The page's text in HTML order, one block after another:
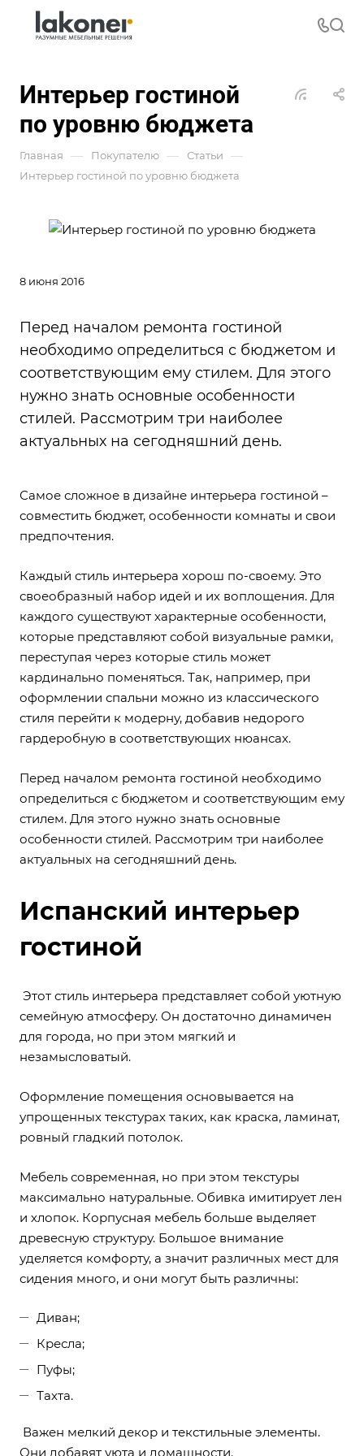
Интерьер гостиной
по уровню бюджета
Главная — Покупателю — Статьи —
Интерьер гостиной по уровню бюджета
8 июня 2016
Перед началом ремонта гостиной
необходимо определиться с бюджетом и
соответствующим ему стилем. Для этого
нужно знать основные особенности
стилей. Рассмотрим три наиболее
актуальных на сегодняшний день.
Самое сложное в дизайне интерьера гостиной –
совместить бюджет, особенности комнаты и свои
предпочтения.
Каждый стиль интерьера хорош по-своему. Это
своеобразный набор идей и их воплощения. Для
каждого существуют характерные особенности,
которые представляют собой визуальные рамки,
переступая через которые стиль может
кардинально поменяться. Так, например, при
оформлении спальни можно из классического
стиля перейти к модерну, добавив недорого
гардеробную в соответствующих нюансах.
Перед началом ремонта гостиной необходимо
определиться с бюджетом и соответствующим ему
стилем. Для этого нужно знать основные
особенности стилей. Рассмотрим три наиболее
актуальных на сегодняшний день.
Испанский интерьер
гостиной
Этот стиль интерьера представляет собой уютную
семейную атмосферу. Он достаточно динамичен
для города, но при этом мягкий и
незамысловатый.
Оформление помещения основывается на
упрощенных текстурах таких, как краска, ламинат,
ровный гладкий потолок.
Мебель современная, но при этом текстуры
максимально натуральные. Обивка имитирует лен
и хлопок. Корпусная мебель больше выделяет
древесную структуру. Большое внимание
уделяется комфорту, а значит различных мест для
сидения много, и они могут быть различны:
Диван;
Кресла;
Пуфы;
Тахта.
Важен мелкий декор и текстильные элементы.
Они добавят уюта и домашности.